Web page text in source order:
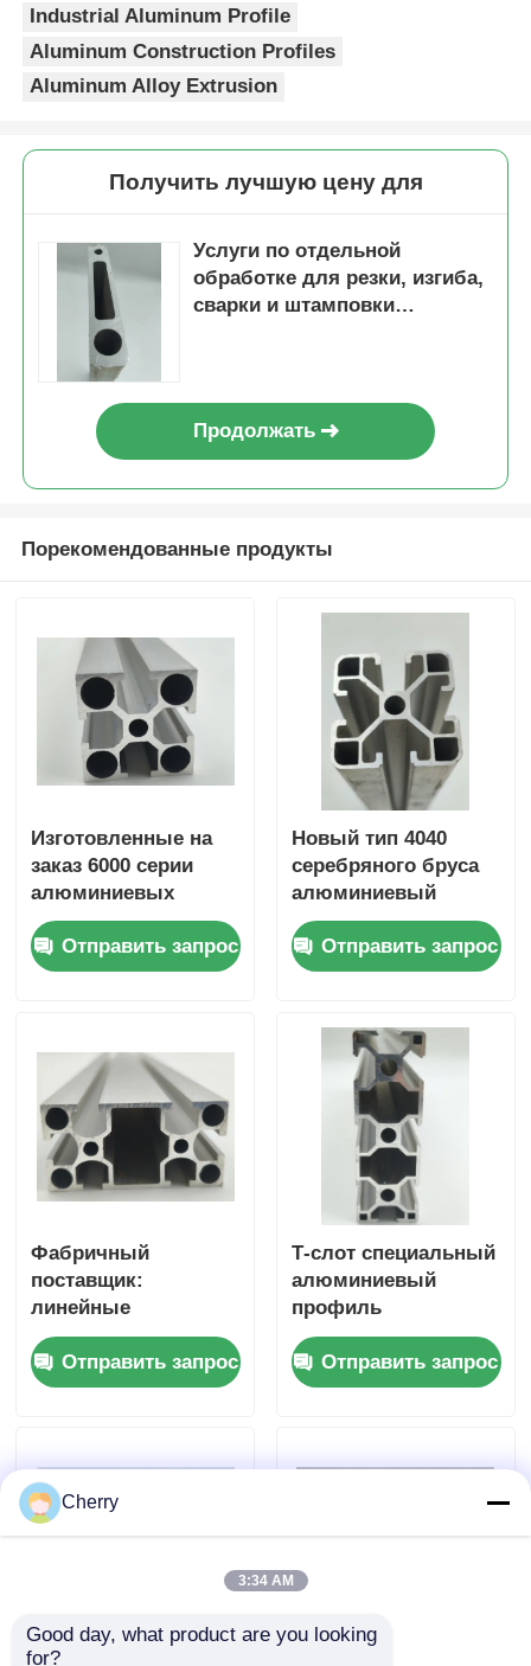
Industrial Aluminum Profile
Aluminum Construction Profiles
Aluminum Alloy Extrusion
Получить лучшую цену для
Услуги по отдельной
обработке для резки, изгиба,
сварки и штамповки
Продолжать
Порекомендованные продукты
Изготовленные на
заказ 6000 серии
алюминиевых
профилей
экструзионные
кухонные шкафы
используются для
изгиба и резки окон.
Отправить запрос
Новый тип 4040
серебряного бруса
алюминиевый
материал 6063 T5
Алюминиевые
профили,
заказ в Китае,
профили из
экструдированного
алюминиевого
сплава
Отправить запрос
Фабричный
поставщик:
линейные
проводники серии
6063 3060 из
промышленных
профилей,
подходящие для
рамок
Отправить запрос
Т-слот специальный
алюминиевый
профиль
стандартная
промышленная
рама алюминиевая
услуги
Отправить запрос
Cherry
3:34 AM
Good day, what product are you looking
for?